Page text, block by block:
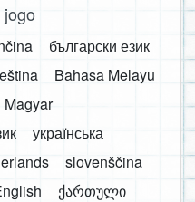
български език
Bahasa Melayu
Magyar
українська
slovenščina
ქართული